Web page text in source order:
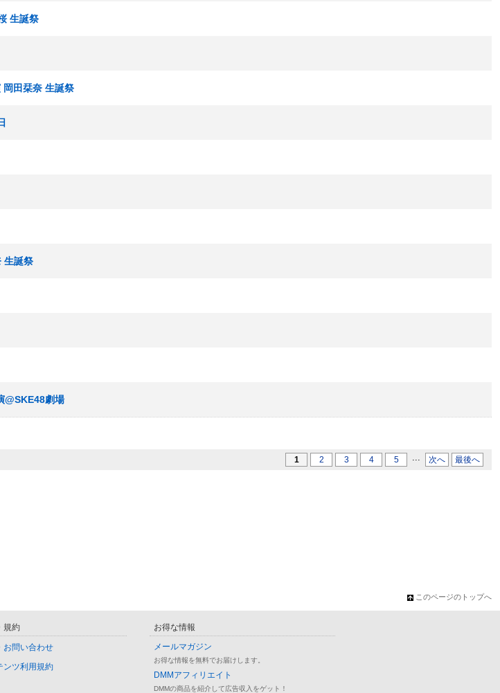
生誕祭
田栞奈 生誕祭
生誕祭
@SKE48劇場
1 2 3 4 5 ... 次へ 最後へ
このページのトップへ
規約
お問い合わせ
ンツ利用規約
お得な情報
メールマガジン
お得な情報を無料でお届けします。
DMMアフィリエイト
DMMの商品を紹介して広告収入をゲット！